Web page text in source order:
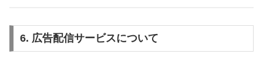
6. 広告配信サービスについて